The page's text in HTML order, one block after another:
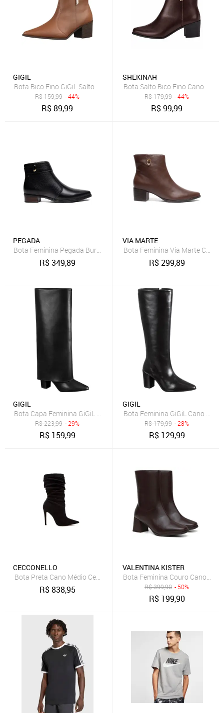
GIGIL
Bota Bico Fino GiGiL Salto Médio Detalhe Lateral Caramelo
R$159,99 - 44%
R$89,99
SHEKINAH
Bota Salto Bico Fino Cano
R$179,99 - 44%
R$99,99
PEGADA
Bota Feminina Pegada Burnished Couro Salto Bloco Preto
R$349,89
VIA MARTE
Bota Feminina Via Marte Cano
R$299,89
GIGIL
Bota Capa Feminina GiGiL Cano Longo Salto Alto Bloco Bico Fino
R$223,99 - 29%
R$ 159,99
GIGIL
Bota Feminina GiGiL Cano
R$179,99 - 28%
R$ 129,99
CECCONELLO
Bota Preta Cano Médio Cecconello 1870010-5
R$838,95
VALENTINA KISTER
Bota Feminina Couro Cano
R$399,90 - 50%
R$ 199,90